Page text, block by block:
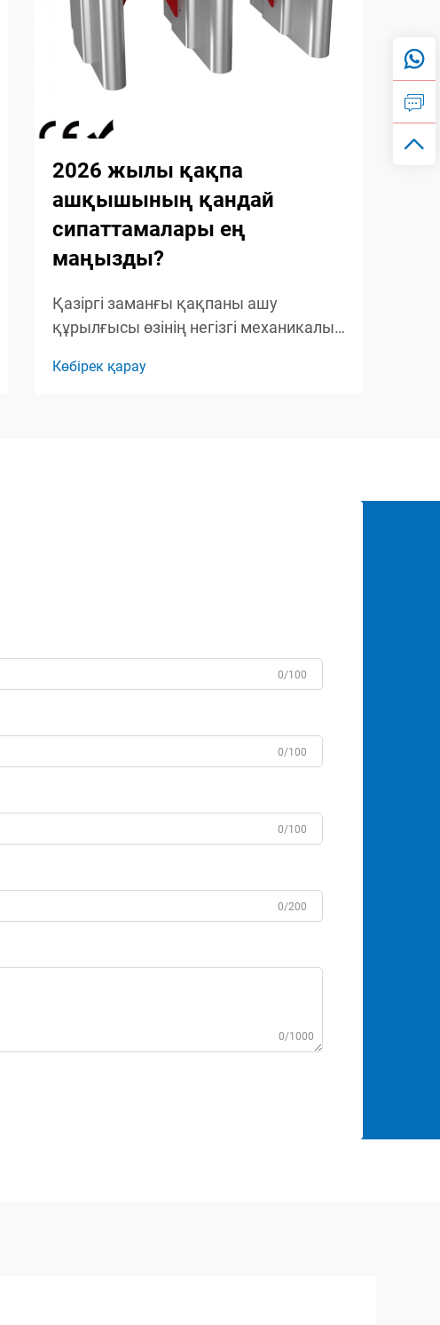
2026 жылы қақпа
ашқышының қандай
сипаттамалары ең
маңызды?
Қазіргі заманғы қақпаны ашу
құрылғысы өзінің негізгі механикалық
ыңғайлылықты, қауіпсіздікті және
Көбірек қарау
0/100
0/100
0/100
0/200
0/1000